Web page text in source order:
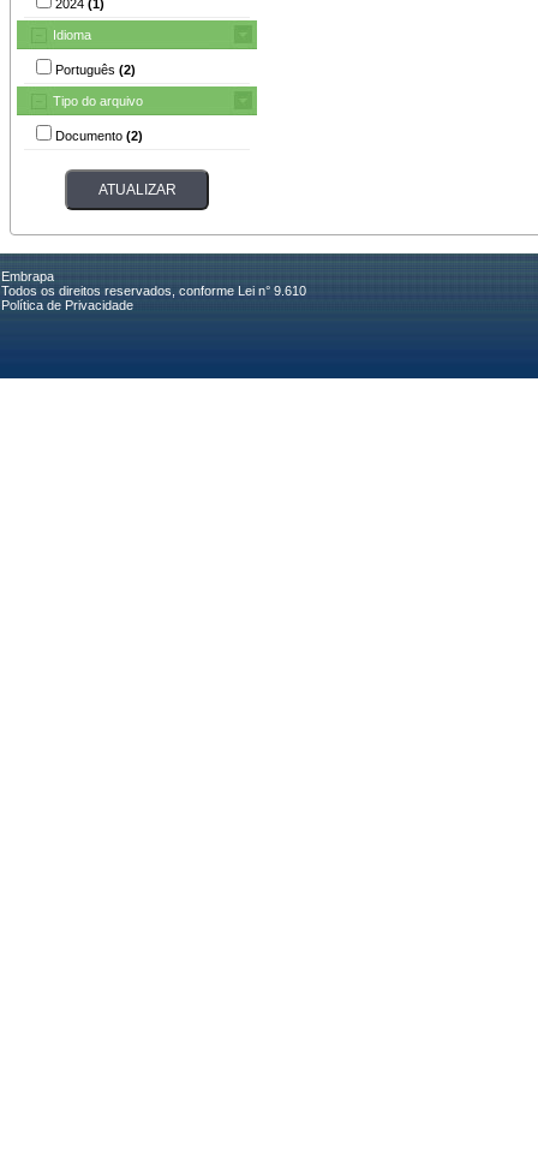
2024 (1)
Idioma
Português (2)
Tipo do arquivo
Documento (2)
Embrapa
Todos os direitos reservados, conforme Lei n° 9.610
Política de Privacidade